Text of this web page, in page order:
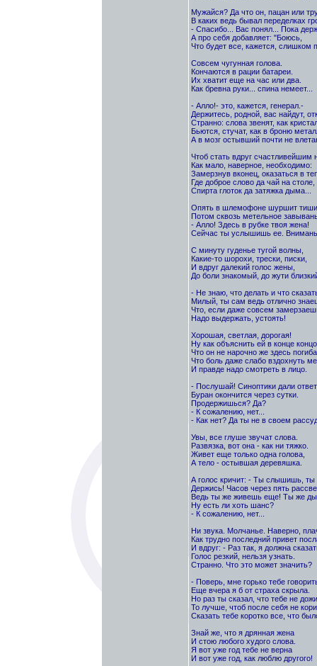
Мужайся? Да что он, пацан или
В каких ведь бывал переделках
- Спасибо... Вас понял... Пока
А про себя добавляет: "Боюсь,
Что будет все, кажется, слишком
Совсем чугунная голова.
Кончаются в рации батареи.
Их хватит еще на час или два.
Как бревна руки... спина немеет...
- Алло!- это, кажется, генерал.-
Держитесь, родной, вас найдут,
Странно: слова звенят, как
Бьются, стучат, как в броню
А в мозг остывший почти не
Чтоб стать вдруг счастливейшим
Как мало, наверное, необходимо:
Замерзнув вконец, оказаться в
Где доброе слово да чай на столе,
Спирта глоток да затяжка дыма...
Опять в шлемофоне шуршит
Потом сквозь метельное
- Алло! Здесь в рубке твоя жена!
Сейчас ты услышишь ее.
С минуту гуденье тугой волны,
Какие-то шорохи, трески, писки,
И вдруг далекий голос жены,
До боли знакомый, до жути
- Не знаю, что делать и что
Милый, ты сам ведь отлично
Что, если даже совсем
Надо выдержать, устоять!
Хорошая, светлая, дорогая!
Ну как объяснить ей в конце
Что он не нарочно же здесь
Что боль даже слабо вздохнуть
И правде надо смотреть в лицо.
- Послушай! Синоптики дали
Буран окончится через сутки.
Продержишься? Да?
- К сожалению, нет...
- Как нет? Да ты не в своем
Увы, все глуше звучат слова.
Развязка, вот она - как ни тяжко.
Живет еще только одна голова,
А тело - остывшая деревяшка.
А голос кричит: - Ты слышишь,
Держись! Часов через пять
Ведь ты же живешь еще! Ты же
Ну есть ли хоть шанс?
- К сожалению, нет...
Ни звука. Молчанье. Наверно,
Как трудно последний привет
И вдруг: - Раз так, я должна
Голос резкий, нельзя узнать.
Странно. Что это может значить?
- Поверь, мне горько тебе
Еще вчера я б от страха скрыла.
Но раз ты сказал, что тебе не
То лучше, чтоб после себя не
Сказать тебе коротко все, что
Знай же, что я дрянная жена
И стою любого худого слова.
Я вот уже год тебе не верна
И вот уже год, как люблю другого!